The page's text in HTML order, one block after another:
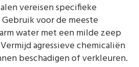
vereisen specifieke
voor de meeste
water met een milde zeep
agressieve chemicaliën
beschadigen of verkleuren.